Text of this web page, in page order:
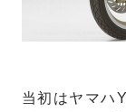
当初はヤマハ